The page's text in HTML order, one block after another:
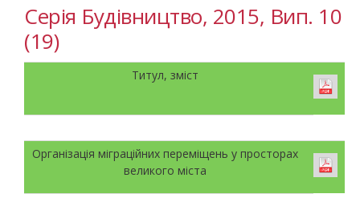
Серія Будівництво, 2015, Вип. 10
(19)
Титул, зміст
Організація міграційних переміщень у просторах
великого міста